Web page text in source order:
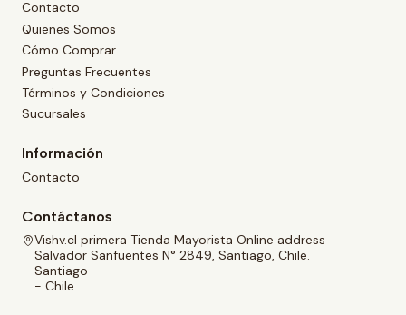
Contacto
Quienes Somos
Cómo Comprar
Preguntas Frecuentes
Términos y Condiciones
Sucursales
Información
Contacto
Contáctanos
Vishv.cl primera Tienda Mayorista Online address
Salvador Sanfuentes N° 2849, Santiago, Chile.
Santiago
- Chile